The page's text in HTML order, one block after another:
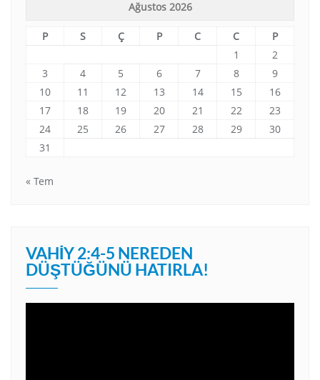
Ağustos 2026
P S Ç P C C
P
1
2
3
4 5 6 7 8
9
10
11 12 13 14 15
16
17
18 19 20 21 22
23
24
25 26 27 28 29
30
31
« Tem
VAHIY 2:4-5 NEREDEN
DÜŞTÜĞÜNÜ HATIRLA!